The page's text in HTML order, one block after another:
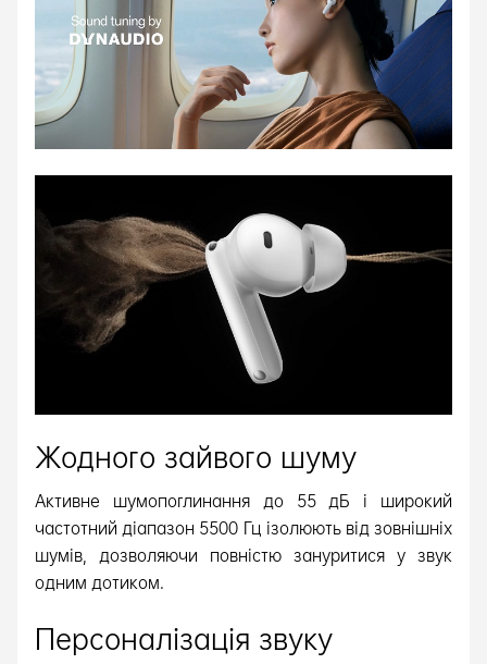
Жодного зайвого шуму
Активне шумопоглинання до 55 дБ і широкий
частотний діапазон 5500 Гц ізолюють від зовнішніх
шумів, дозволяючи повністю зануритися у звук
одним дотиком.
Персоналізація звуку